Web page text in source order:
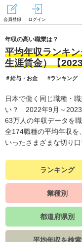
会員登録
ログイン
年収の高い職業は？
平均年収ランキ
生涯賃金）【
＃給与・お金 #ランキング
日本で働く同じ職種・
い？ 2022年9月～2023
63万人の年収データを
全174職種の平均年収を
いったさまざまな切り口
ランキング
業種別
都道府県別
平均年収を検索